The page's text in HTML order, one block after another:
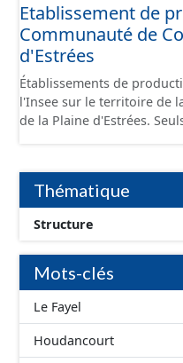
Etablissement de
Communauté de
d'Estrées
Établissements de
l'Insee sur le territoire de
de la Plaine d'Estrées. Seuls les établissements situés à
conformément aux
Économiques. Ce lot ne
terrains à vocation
delà des prescriptions du
Thématique
Structure
Mots-clés
Le Fayel
Houdancourt